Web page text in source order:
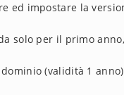
ed impostare la
solo per il primo
(validità 1